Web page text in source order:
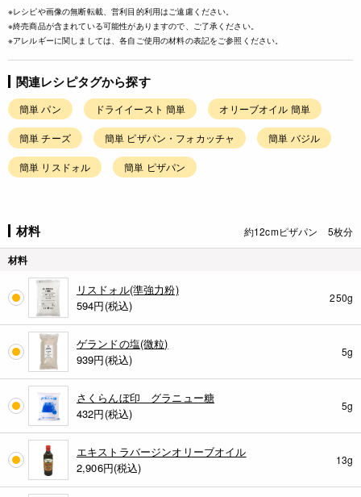
※レシピや画像の無断転載、営利目的利用はご遠慮ください。
※終売商品が含まれている可能性がありますので、ご了承ください。
※アレルギーに関しましては、各自ご使用の材料の表記をご参照ください。
関連レシピタグから探す
簡単 パン ドライイースト 簡単 オリーブオイル 簡単
簡単 チーズ 簡単 ピザパン・フォカッチャ 簡単 バジル
簡単 リスドォル 簡単 ピザパン
材料 約12cmピザパン 5枚分
材料
リスドォル(準強力粉)
594円(税込)
250g
ゲランドの塩(微粒)
939円(税込)
5g
さくらんぼ印 グラニュー糖
432円(税込)
5g
エキストラバージンオリーブオイル
2,906円(税込)
13g